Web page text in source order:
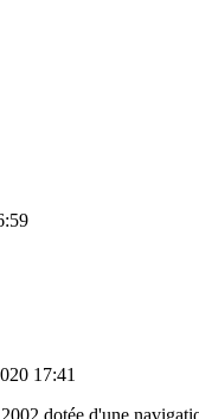
17:41
dotée d'une